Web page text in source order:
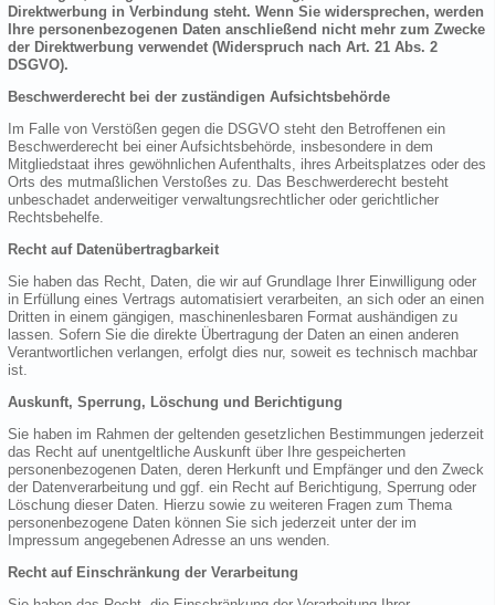
Direktwerbung in Verbindung steht. Wenn Sie widersprechen, werden
Ihre personenbezogenen Daten anschließend nicht mehr zum Zwecke
der Direktwerbung verwendet (Widerspruch nach Art. 21 Abs. 2
DSGVO).
Beschwerderecht bei der zuständigen Aufsichtsbehörde
Im Falle von Verstößen gegen die DSGVO steht den Betroffenen ein
Beschwerderecht bei einer Aufsichtsbehörde, insbesondere in dem
Mitgliedstaat ihres gewöhnlichen Aufenthalts, ihres Arbeitsplatzes oder des
Orts des mutmaßlichen Verstoßes zu. Das Beschwerderecht besteht
unbeschadet anderweitiger verwaltungsrechtlicher oder gerichtlicher
Rechtsbehelfe.
Recht auf Datenübertragbarkeit
Sie haben das Recht, Daten, die wir auf Grundlage Ihrer Einwilligung oder
in Erfüllung eines Vertrags automatisiert verarbeiten, an sich oder an einen
Dritten in einem gängigen, maschinenlesbaren Format aushändigen zu
lassen. Sofern Sie die direkte Übertragung der Daten an einen anderen
Verantwortlichen verlangen, erfolgt dies nur, soweit es technisch machbar
ist.
Auskunft, Sperrung, Löschung und Berichtigung
Sie haben im Rahmen der geltenden gesetzlichen Bestimmungen jederzeit
das Recht auf unentgeltliche Auskunft über Ihre gespeicherten
personenbezogenen Daten, deren Herkunft und Empfänger und den Zweck
der Datenverarbeitung und ggf. ein Recht auf Berichtigung, Sperrung oder
Löschung dieser Daten. Hierzu sowie zu weiteren Fragen zum Thema
personenbezogene Daten können Sie sich jederzeit unter der im
Impressum angegebenen Adresse an uns wenden.
Recht auf Einschränkung der Verarbeitung